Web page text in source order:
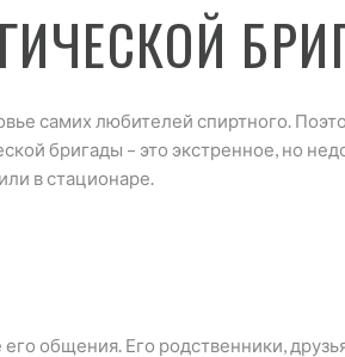
самих любителей спиртного.
бригады – это экстренное, но
в стационаре.
общения. Его родственники,